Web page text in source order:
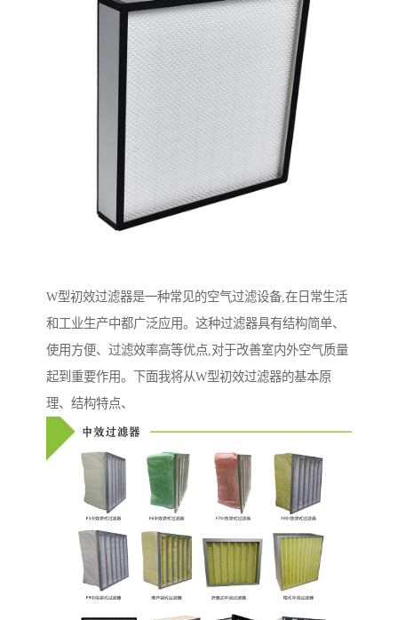
W型初效过滤器是一种常见的空气过滤设备,在日常生活
和工业生产中都广泛应用。这种过滤器具有结构简单、
使用方便、过滤效率高等优点,对于改善室内外空气质量
起到重要作用。下面我将从W型初效过滤器的基本原
理、结构特点、